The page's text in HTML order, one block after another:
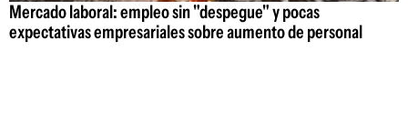
Mercado laboral: empleo sin "despegue" y pocas
expectativas empresariales sobre aumento de personal